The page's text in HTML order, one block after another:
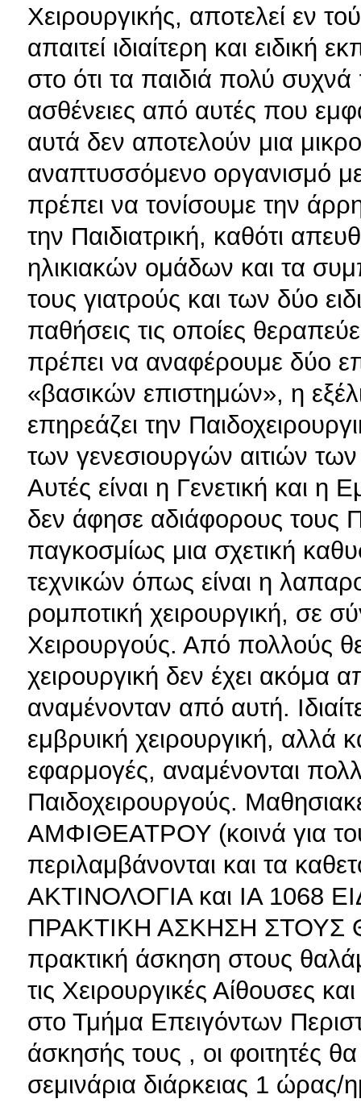
Χειρουργικής, αποτελεί εν
απαιτεί ιδιαίτερη και ειδική
στο ότι τα παιδιά πολύ
ασθένειες από αυτές που
αυτά δεν αποτελούν μια
αναπτυσσόμενο οργανισμό
πρέπει να τονίσουμε την
την Παιδιατρική, καθότι
ηλικιακών ομάδων και τα
τους γιατρούς και των δύο
παθήσεις τις οποίες
πρέπει να αναφέρουμε δύο
«βασικών επιστημών», η
επηρεάζει την
των γενεσιουργών αιτιών
Αυτές είναι η Γενετική και η
δεν άφησε αδιάφορους τους
παγκοσμίως μια σχετική
τεχνικών όπως είναι η
ρομποτική χειρουργική, σε
Χειρουργούς. Από πολλούς
χειρουργική δεν έχει ακόμα
αναμένονταν από αυτή.
εμβρυική χειρουργική, αλλά
εφαρμογές, αναμένονται
Παιδοχειρουργούς.
ΑΜΦΙΘΕΑΤΡΟΥ (κοινά για
περιλαμβάνονται και τα
ΑΚΤΙΝΟΛΟΓΙΑ και ΙΑ 1068
ΠΡΑΚΤΙΚΗ ΑΣΚΗΣΗ ΣΤΟΥΣ
πρακτική άσκηση στους
τις Χειρουργικές Αίθουσες
στο Τμήμα Επειγόντων
άσκησής τους , οι φοιτητές
σεμινάρια διάρκειας 1 ώρας/